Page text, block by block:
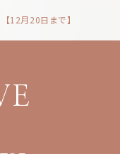
12月20日まで】